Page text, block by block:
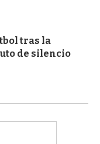
tras la
de silencio